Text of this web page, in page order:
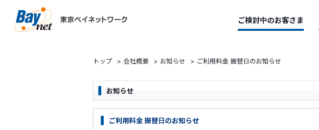
ご検討中のお客さま
トップ > 会社概要 > お知らせ > ご利用料金 振替日のお知らせ
お知らせ
ご利用料金 振替日のお知らせ